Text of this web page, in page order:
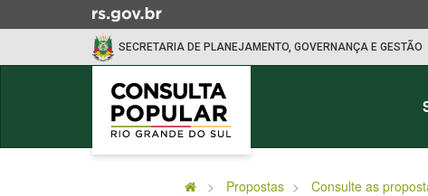
para
SECRETARIA DE PLANEJAMENTO, GOVERNANÇA E GESTÃO
Propostas Consulte as